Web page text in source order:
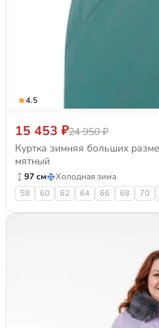
4.5
15 453 ₽24 950 ₽
Куртка зимняя больших
мятный
97 см Холодная зима
58 60 62 64 66 68 70